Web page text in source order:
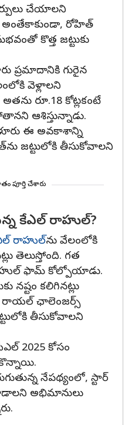
చేయాలని
రోహిత్
కొత్త జట్టుకు
ప్రమాదానికి గురైన
వెళ్లాలని
రూ.18 కోట్లకంటే
ఆశిస్తున్నాడు.
ఈ అవకాశాన్ని
జట్టులోకి తీసుకోవాలని
పూర్తి చేశారు
కేఎల్ రాహుల్?
రాహుల్‌ను వేలంలోకి
తెలుస్తోంది. గత
ఫామ్ కోల్పోయాడు.
నష్టం కలిగినట్లు
ఛాలెంజర్స్
తీసుకోవాలని
2025 కోసం
నేపథ్యంలో, స్టార్
అభిమానులు